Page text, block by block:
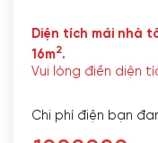
Diện tích mái nhà
16m2.
Vui lòng điền diện
Chi phí điện bạn